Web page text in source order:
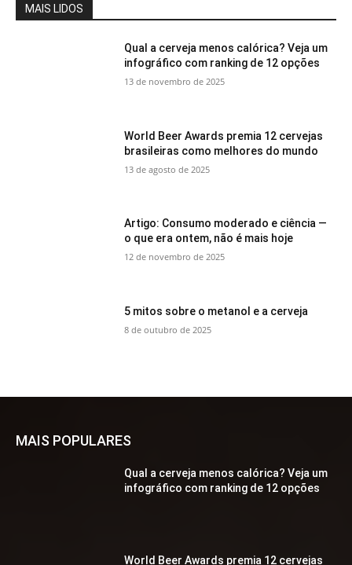
MAIS LIDOS
Qual a cerveja menos calórica? Veja um
infográfico com ranking de 12 opções
13 de novembro de 2025
World Beer Awards premia 12 cervejas
brasileiras como melhores do mundo
13 de agosto de 2025
Artigo: Consumo moderado e ciência —
o que era ontem, não é mais hoje
12 de novembro de 2025
5 mitos sobre o metanol e a cerveja
8 de outubro de 2025
MAIS POPULARES
Qual a cerveja menos calórica? Veja um
infográfico com ranking de 12 opções
World Beer Awards premia 12 cervejas